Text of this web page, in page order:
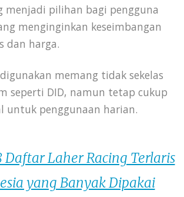
menjadi pilihan bagi pengguna
menginginkan keseimbangan
dan harga.
memang tidak sekelas
seperti DID, namun tetap cukup
untuk penggunaan harian.
Daftar Laher Racing Terlaris
yang Banyak Dipakai